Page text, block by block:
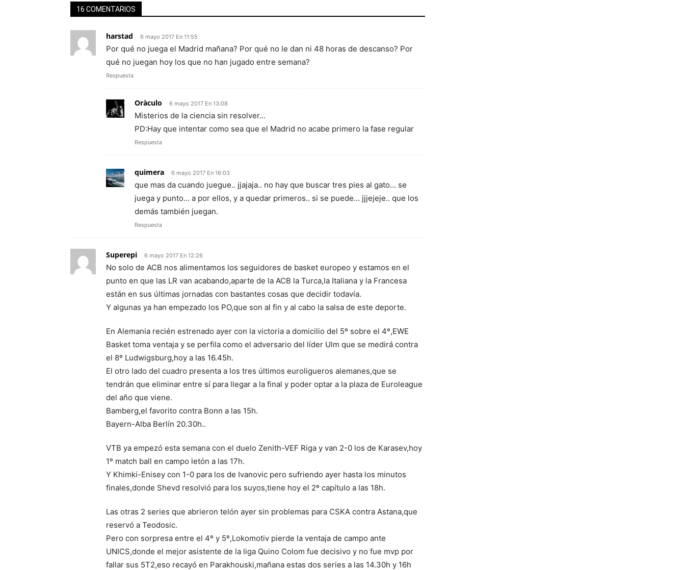
16 COMENTARIOS
harstad 6 mayo 2017 En 11:55
Por qué no juega el Madrid mañana? Por qué no le dan ni 48 horas de descanso? Por
qué no juegan hoy los que no han jugado entre semana?
Respuesta
Oràculo 6 mayo 2017 En 13:08
Misterios de la ciencia sin resolver…
PD:Hay que intentar como sea que el Madrid no acabe primero la fase regular
Respuesta
quimera 6 mayo 2017 En 16:03
que mas da cuando juegue.. jjajaja.. no hay que buscar tres pies al gato… se
juega y punto… a por ellos, y a quedar primeros.. si se puede… jjjejeje.. que los
demás también juegan.
Respuesta
Superepi 6 mayo 2017 En 12:26
No solo de ACB nos alimentamos los seguidores de basket europeo y estamos en el
punto en que las LR van acabando,aparte de la ACB la Turca,la Italiana y la Francesa
están en sus últimas jornadas con bastantes cosas que decidir todavía.
Y algunas ya han empezado los PO,que son al fin y al cabo la salsa de este deporte.
En Alemania recién estrenado ayer con la victoria a domicilio del 5º sobre el 4º,EWE
Basket toma ventaja y se perfila como el adversario del líder Ulm que se medirá contra
el 8º Ludwigsburg,hoy a las 16.45h.
El otro lado del cuadro presenta a los tres últimos euroligueros alemanes,que se
tendrán que eliminar entre sí para llegar a la final y poder optar a la plaza de Euroleague
del año que viene.
Bamberg,el favorito contra Bonn a las 15h.
Bayern-Alba Berlín 20.30h..
VTB ya empezó esta semana con el duelo Zenith-VEF Riga y van 2-0 los de Karasev,hoy
1º match ball en campo letón a las 17h.
Y Khimki-Enisey con 1-0 para los de Ivanovic pero sufriendo ayer hasta los minutos
finales,donde Shevd resolvió para los suyos,tiene hoy el 2º capítulo a las 18h.
Las otras 2 series que abrieron telón ayer sin problemas para CSKA contra Astana,que
reservó a Teodosic.
Pero con sorpresa entre el 4º y 5º,Lokomotiv pierde la ventaja de campo ante
UNICS,donde el mejor asistente de la liga Quino Colom fue decisivo y no fue mvp por
fallar sus 5T2,eso recayó en Parakhouski,mañana estas dos series a las 14.30h y 16h